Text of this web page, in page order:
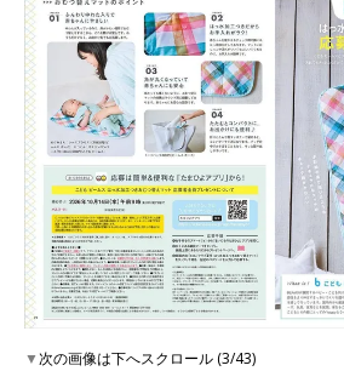
▼次の画像は下へスクロール (3/43)